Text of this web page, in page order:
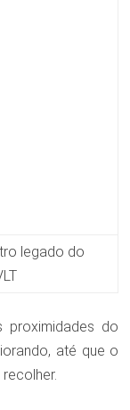
legado do
proximidades do
até que o